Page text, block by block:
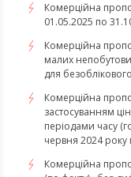
Комерційна
01.05.2025 по
Комерційна
малих
для
Комерційна
застосуванням
періодами часу
червня 2024 року
Комерційна